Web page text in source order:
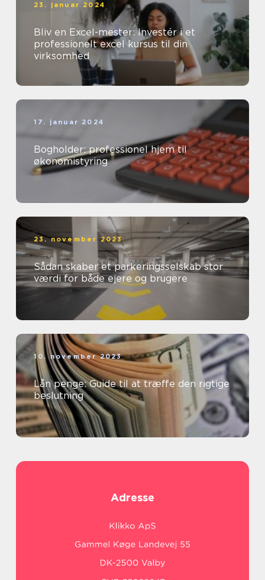
23. januar 2024
Bliv en Excel-mester: Investér i et
professionelt excel kursus til din
virksomhed
17. januar 2024
Bogholder: professionel hjem til
økonomistyring
23. november 2023
Sådan skaber et parkeringsselskab stor
værdi for både ejere og brugere
10. november 2023
Lån penge: Guide til at træffe den rigtige
beslutning
Adresse